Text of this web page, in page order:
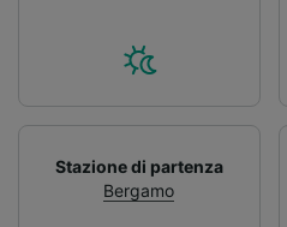
Stazione di partenza
Bergamo